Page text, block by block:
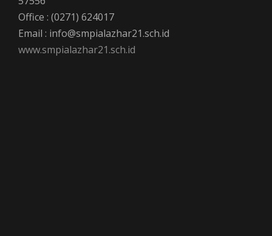
Office : (0271) 624017
Email : info@smpialazhar21.sch.id
www.smpialazhar21.sch.id